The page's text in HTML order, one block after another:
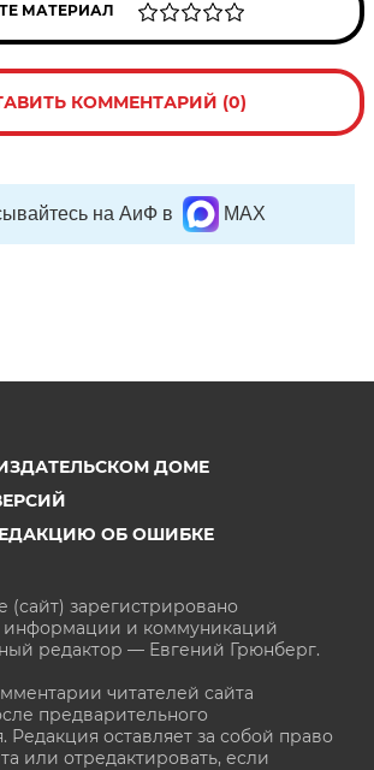
МАТЕРИАЛ
КОММЕНТАРИЙ (0)
на АиФ в MAX
ДОМЕ
ОБ ОШИБКЕ
(сайт) зарегистрировано
информации и коммуникаций
редактор — Евгений Грюнберг.
читателей сайта
предварительного
Редакция оставляет за собой право
или отредактировать, если